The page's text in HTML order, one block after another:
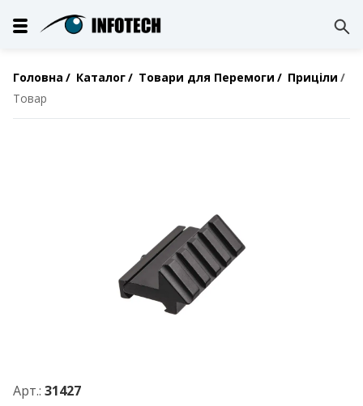
Головна Каталог Товари для Перемоги
Приціли
Товар
Арт.: 31427